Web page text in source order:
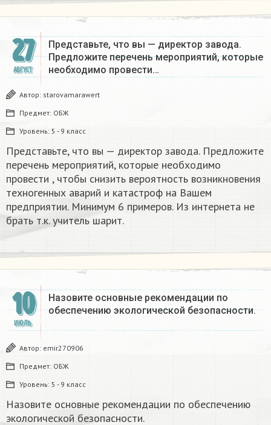
27
АВГУСТ
Представьте, что вы — директор завода.
Предложите перечень мероприятий, которые
необходимо провести…
Автор: starovamarawert
Предмет: ОБЖ
Уровень: 5 - 9 класс
Представьте, что вы — директор завода. Предложите
перечень мероприятий, которые необходимо
провести , чтобы снизить вероятность возникновения
техногенных аварий и катастроф на Вашем
предприятии. Минимум 6 примеров. Из интернета не
брать т.к. учитель шарит.
10
ИЮЛЬ
Назовите основные рекомендации по
обеспечению экологической безопасности.
Автор: emir270906
Предмет: ОБЖ
Уровень: 5 - 9 класс
Назовите основные рекомендации по обеспечению
экологической безопасности.